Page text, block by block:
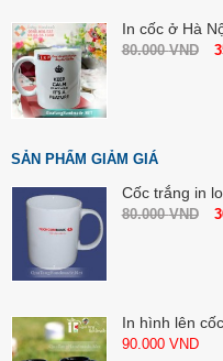
In cốc ở Hà
80.000VND
SẢN PHẨM GIẢM GIÁ
Cốc trắng in
80.000VND
In hình lên
90.000 VND